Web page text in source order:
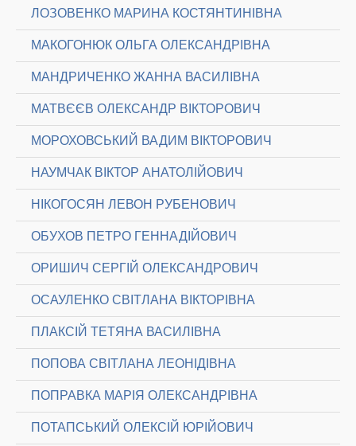
ЛОЗОВЕНКО МАРИНА КОСТЯНТИНІВНА
МАКОГОНЮК ОЛЬГА ОЛЕКСАНДРІВНА
МАНДРИЧЕНКО ЖАННА ВАСИЛІВНА
МАТВЄЄВ ОЛЕКСАНДР ВІКТОРОВИЧ
МОРОХОВСЬКИЙ ВАДИМ ВІКТОРОВИЧ
НАУМЧАК ВІКТОР АНАТОЛІЙОВИЧ
НІКОГОСЯН ЛЕВОН РУБЕНОВИЧ
ОБУХОВ ПЕТРО ГЕННАДІЙОВИЧ
ОРИШИЧ СЕРГІЙ ОЛЕКСАНДРОВИЧ
ОСАУЛЕНКО СВІТЛАНА ВІКТОРІВНА
ПЛАКСІЙ ТЕТЯНА ВАСИЛІВНА
ПОПОВА СВІТЛАНА ЛЕОНІДІВНА
ПОПРАВКА МАРІЯ ОЛЕКСАНДРІВНА
ПОТАПСЬКИЙ ОЛЕКСІЙ ЮРІЙОВИЧ